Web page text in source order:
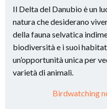
Il Delta del Danubio è un
natura che desiderano
della fauna selvatica
biodiversità e i suoi
un’opportunità unica per
varietà di animali.
Birdwatching